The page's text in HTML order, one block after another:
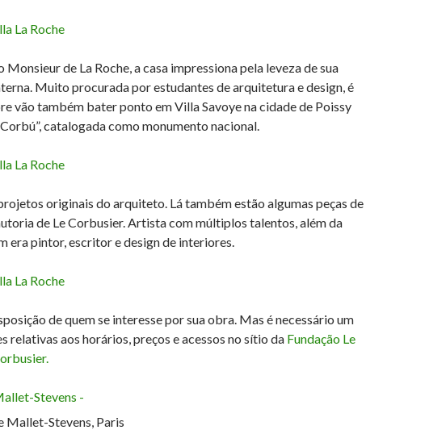
de La Roche, a casa impressiona pela leveza de sua
Muito procurada por estudantes de arquitetura e design, é
vão também bater ponto em Villa Savoye na cidade de Poissy
catalogada como monumento nacional.
originais do arquiteto. Lá também estão algumas peças de
de Le Corbusier. Artista com múltiplos talentos, além da
era pintor, escritor e design de interiores.
de quem se interesse por sua obra. Mas é necessário um
aos horários, preços e acessos no sítio da Fundação Le
Mallet-Stevens, Paris